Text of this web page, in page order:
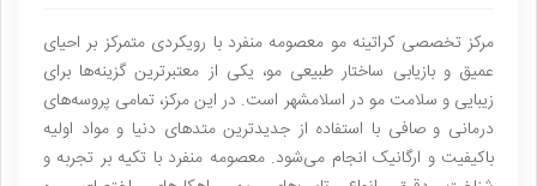
مرکز تخصصی کراتینه مو معصومه منفرد با رویکردی متمرکز بر احیای
عمیق و بازیابی ساختار طبیعی مو، یکی از معتبرترین گزینه‌ها برای
زیبایی و سلامت مو در اسلامشهر است. در این مرکز، تمامی پروسه‌های
درمانی و صافی با استفاده از جدیدترین متدهای دنیا و مواد اولیه
باکیفیت و ارگانیک انجام می‌شود. معصومه منفرد با تکیه بر تجربه و